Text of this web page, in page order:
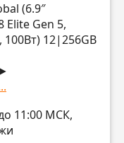
(6.9″
Elite Gen 5,
100Вт) 12|256GB
11:00 МСК,